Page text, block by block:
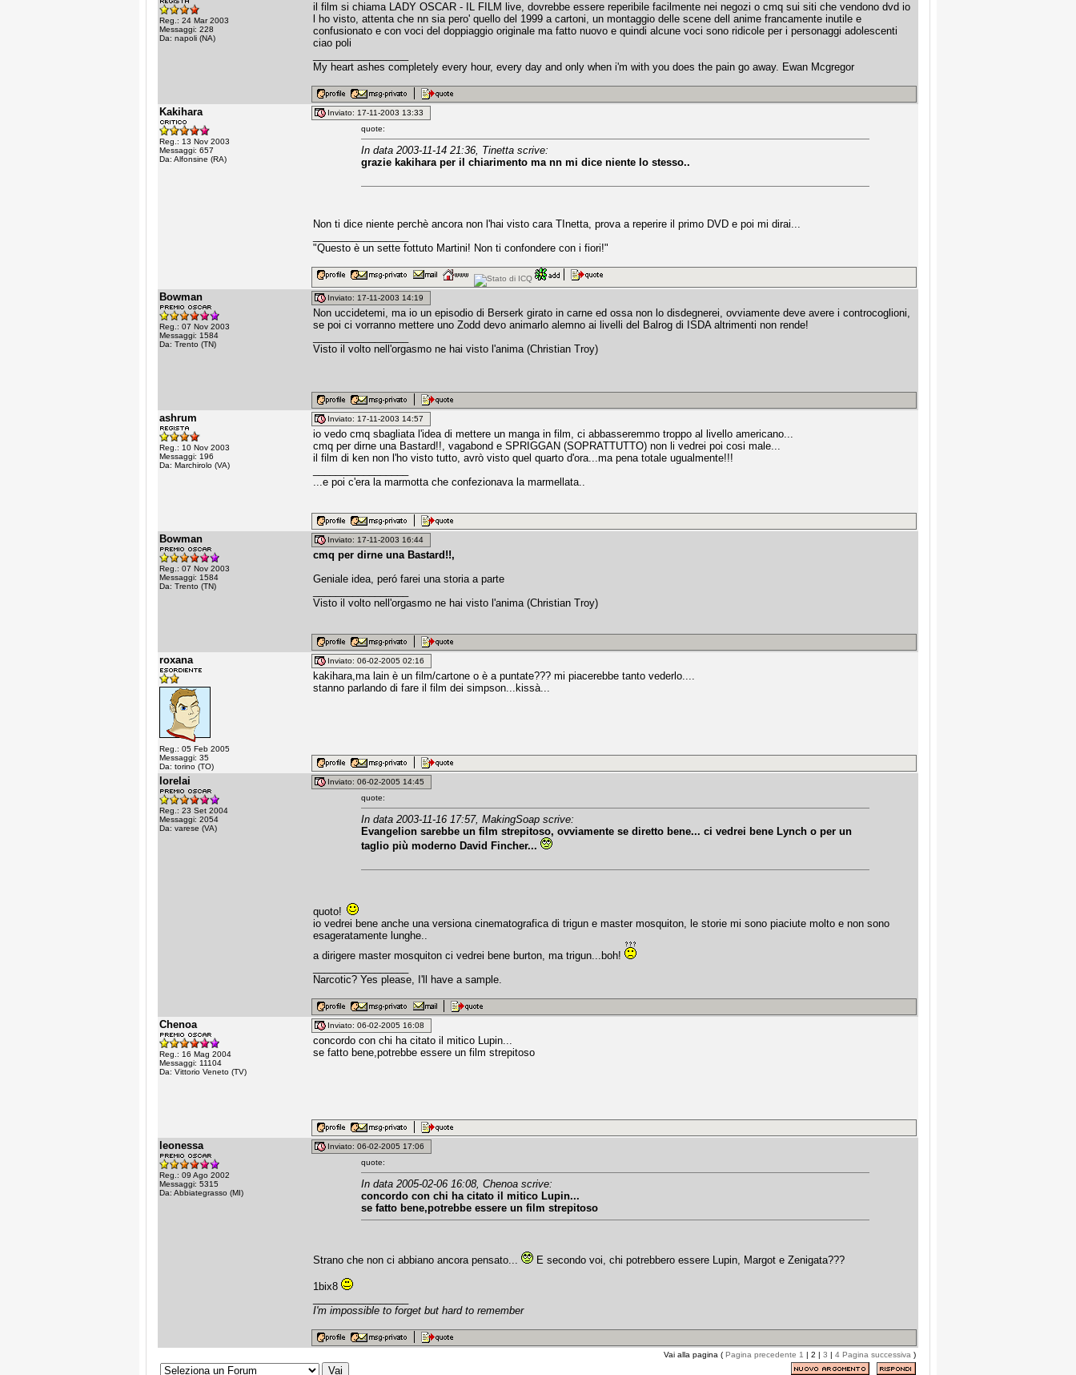
Reg.: 24 Mar 2003
Messaggi: 228
Da: napoli (NA)
il film si chiama LADY OSCAR - IL FILM live, dovrebbe essere reperibile facilmente nei negozi o cmq sui siti che vendono dvd io
l ho visto, attenta che nn sia pero' quello del 1999 a cartoni, un montaggio delle scene dell anime francamente inutile e
confusionato e con voci del doppiaggio originale ma fatto nuovo e quindi alcune voci sono ridicole per i personaggi adolescenti
ciao poli
My heart ashes completely every hour, every day and only when i'm with you does the pain go away. Ewan Mcgregor
Kakihara
Reg.: 13 Nov 2003
Messaggi: 657
Da: Alfonsine (RA)
Inviato: 17-11-2003 13:33
quote:
In data 2003-11-14 21:36, Tinetta scrive:
grazie kakihara per il chiarimento ma nn mi dice niente lo stesso..
Non ti dice niente perchè ancora non l'hai visto cara TInetta, prova a reperire il primo DVD e poi mi dirai...
"Questo è un sette fottuto Martini! Non ti confondere con i fiori!"
Bowman
Reg.: 07 Nov 2003
Messaggi: 1584
Da: Trento (TN)
Inviato: 17-11-2003 14:19
Non uccidetemi, ma io un episodio di Berserk girato in carne ed ossa non lo disdegnerei, ovviamente deve avere i controcoglioni,
se poi ci vorranno mettere uno Zodd devo animarlo alemno ai livelli del Balrog di ISDA altrimenti non rende!
Visto il volto nell'orgasmo ne hai visto l'anima (Christian Troy)
ashrum
Reg.: 10 Nov 2003
Messaggi: 196
Da: Marchirolo (VA)
Inviato: 17-11-2003 14:57
io vedo cmq sbagliata l'idea di mettere un manga in film, ci abbasseremmo troppo al livello americano...
cmq per dirne una Bastard!!, vagabond e SPRIGGAN (SOPRATTUTTO) non li vedrei poi cosi male...
il film di ken non l'ho visto tutto, avrò visto quel quarto d'ora...ma pena totale ugualmente!!!
...e poi c'era la marmotta che confezionava la marmellata..
Bowman
Reg.: 07 Nov 2003
Messaggi: 1584
Da: Trento (TN)
Inviato: 17-11-2003 16:44
cmq per dirne una Bastard!!,
Geniale idea, peró farei una storia a parte
Visto il volto nell'orgasmo ne hai visto l'anima (Christian Troy)
roxana
Reg.: 05 Feb 2005
Messaggi: 35
Da: torino (TO)
Inviato: 06-02-2005 02:16
kakihara,ma lain è un film/cartone o è a puntate??? mi piacerebbe tanto vederlo....
stanno parlando di fare il film dei simpson...kissà...
lorelai
Reg.: 23 Set 2004
Messaggi: 2054
Da: varese (VA)
Inviato: 06-02-2005 14:45
quote:
In data 2003-11-16 17:57, MakingSoap scrive:
Evangelion sarebbe un film strepitoso, ovviamente se diretto bene... ci vedrei bene Lynch o per un
taglio più moderno David Fincher...
quoto!
io vedrei bene anche una versiona cinematografica di trigun e master mosquiton, le storie mi sono piaciute molto e non sono
esageratamente lunghe..
a dirigere master mosquiton ci vedrei bene burton, ma trigun...boh!
Narcotic? Yes please, I'll have a sample.
Chenoa
Reg.: 16 Mag 2004
Messaggi: 11104
Da: Vittorio Veneto (TV)
Inviato: 06-02-2005 16:08
concordo con chi ha citato il mitico Lupin...
se fatto bene,potrebbe essere un film strepitoso
leonessa
Reg.: 09 Ago 2002
Messaggi: 5315
Da: Abbiategrasso (MI)
Inviato: 06-02-2005 17:06
quote:
In data 2005-02-06 16:08, Chenoa scrive:
concordo con chi ha citato il mitico Lupin...
se fatto bene,potrebbe essere un film strepitoso
Strano che non ci abbiano ancora pensato... E secondo voi, chi potrebbero essere Lupin, Margot e Zenigata???
1bix8
I'm impossible to forget but hard to remember
Vai alla pagina ( Pagina precedente 1 | 2 | 3 | 4 Pagina successiva )